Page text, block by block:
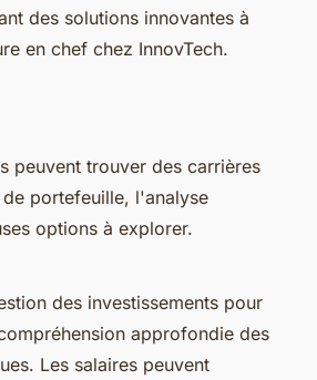
des solutions innovantes à
en chef chez InnovTech.
peuvent trouver des carrières
portefeuille, l'analyse
options à explorer.
des investissements pour
approfondie des
Les salaires peuvent